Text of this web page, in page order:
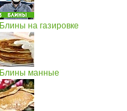
Блины на газировке
Блины манные